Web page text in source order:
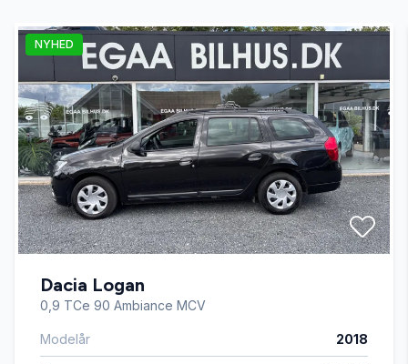
NYHED
Dacia Logan
0,9 TCe 90 Ambiance MCV
Modelår 2018